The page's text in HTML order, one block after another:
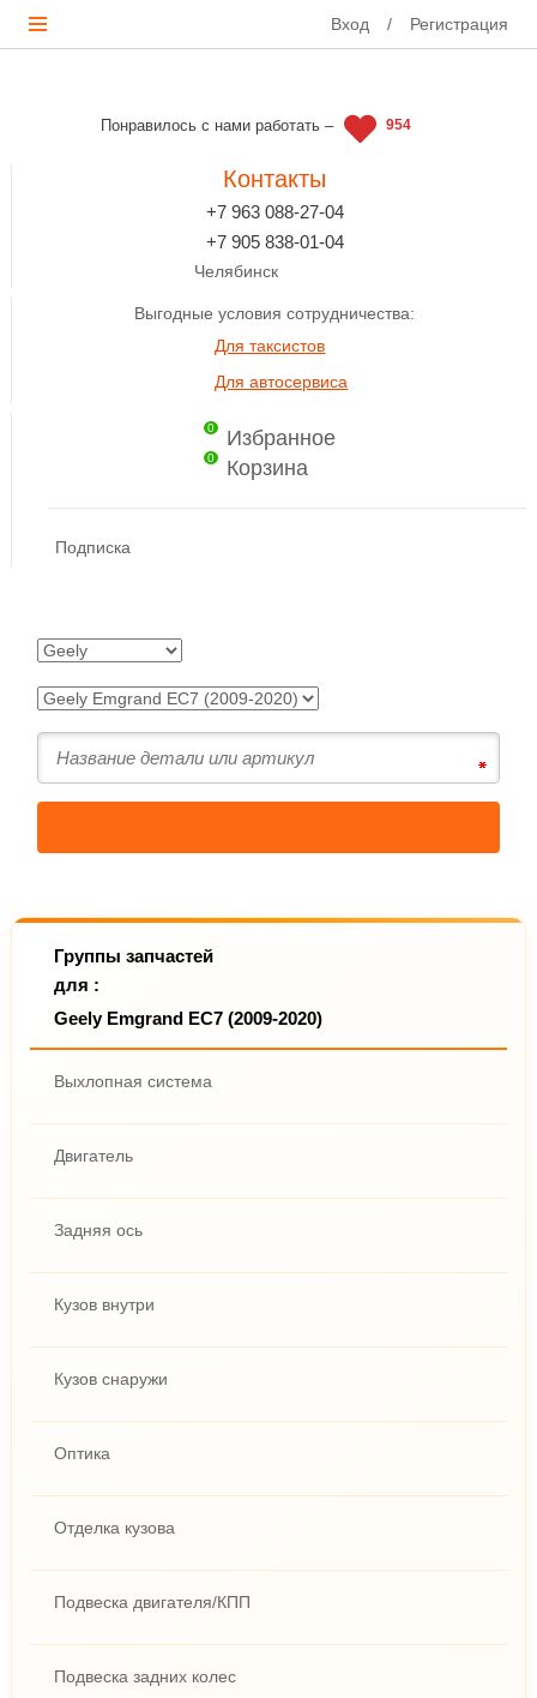
Вход / Регистрация
Понравилось с нами работать – 954
Контакты
+7 963 088-27-04
+7 905 838-01-04
Челябинск
Выгодные условия сотрудничества:
Для таксистов
Для автосервиса
0 Избранное
0 Корзина
Подписка
Группы запчастей
для :
Geely Emgrand EC7 (2009-2020)
Выхлопная система
Двигатель
Задняя ось
Кузов внутри
Кузов снаружи
Оптика
Отделка кузова
Подвеска двигателя/КПП
Подвеска задних колес